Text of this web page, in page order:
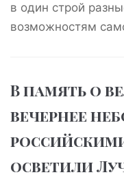
в один строй
возможностям
В память о
вечернее
осветили